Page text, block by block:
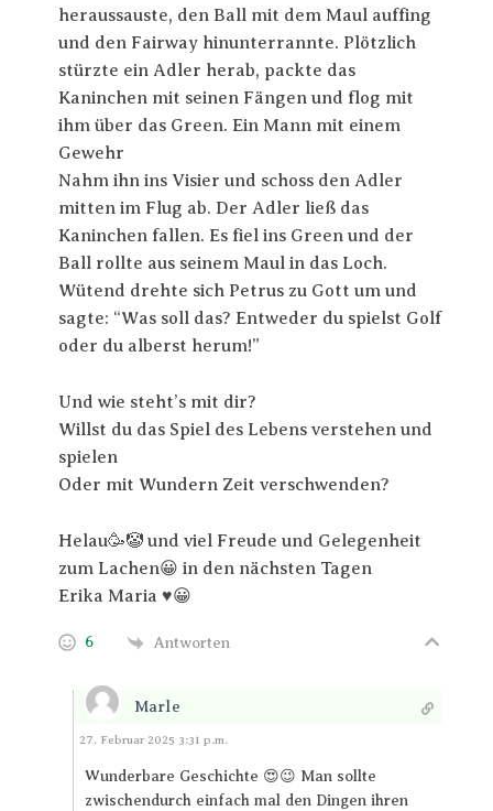
heraussauste, den Ball mit dem Maul auffing
und den Fairway hinunterrannte. Plötzlich
stürzte ein Adler herab, packte das
Kaninchen mit seinen Fängen und flog mit
ihm über das Green. Ein Mann mit einem
Gewehr
Nahm ihn ins Visier und schoss den Adler
mitten im Flug ab. Der Adler ließ das
Kaninchen fallen. Es fiel ins Green und der
Ball rollte aus seinem Maul in das Loch.
Wütend drehte sich Petrus zu Gott um und
sagte: “Was soll das? Entweder du spielst Golf
oder du alberst herum!”
Und wie steht’s mit dir?
Willst du das Spiel des Lebens verstehen und
spielen
Oder mit Wundern Zeit verschwenden?
Helau🥳🤡 und viel Freude und Gelegenheit
zum Lachen😀 in den nächsten Tagen
Erika Maria ♥️😀
6 Antworten
Marle
Antworten
27. Februar 2025 3:31 p.m.
Wunderbare Geschichte 😍😉 Man sollte
zwischendurch einfach mal den Dingen ihren